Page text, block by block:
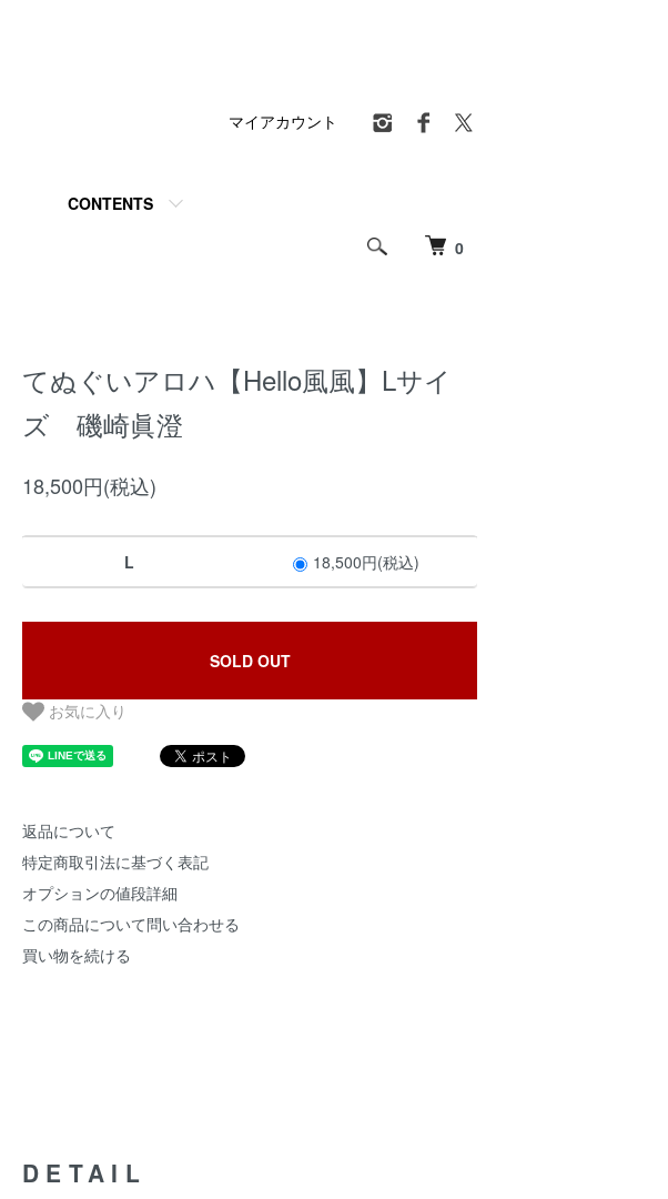
0
CONTENTS
マイアカウント
てぬぐいアロハ【Hello風風】Lサイ
ズ 磯崎眞澄
18,500円(税込)
L 18,500円(税込)
SOLD OUT
お気に入り
返品について
特定商取引法に基づく表記
オプションの値段詳細
この商品について問い合わせる
買い物を続ける
DETAIL